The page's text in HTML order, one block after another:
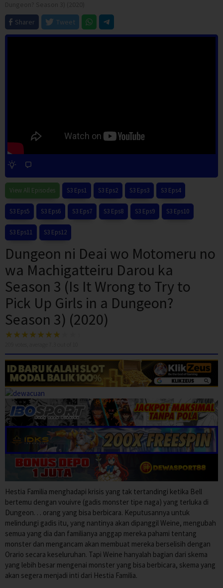
Sharer
Tweet
View All Episodes S3 Eps1 S3 Eps2 S3 Eps3 S3 Eps4
S3 Eps5 S3 Eps6 S3 Eps7 S3 Eps8 S3 Eps9 S3 Eps10
S3 Eps11 S3 Eps12
Dungeon ni Deai wo Motomeru no
wa Machigatteiru Darou ka
Season 3 (Is It Wrong to Try to
Pick Up Girls in a Dungeon?
Season 3) (2020)
Hestia Familia menghadapi krisis yang tak tertandingi ketika Bell
bertemu dengan vouivre (gadis monster tipe naga) yang terluka di
Dungeon. . . orang yang bisa berbicara. Keputusannya untuk
melindungi gadis itu, yang nantinya akan dipanggil Weine, mengubah
semua yang dia dan familianya anggap mereka pahami tentang
monster dan mengancam akan membuat mereka berselisih dengan
Orario secara keseluruhan. Tapi Weine hanyalah bagian dari skema
yang lebih besar mengenai monster yang bisa berbicara, skema yang
akan segera menjadi inti dari Hestia Familia.